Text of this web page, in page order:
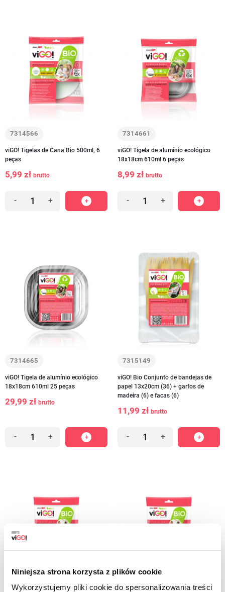
Niniejsza strona korzysta z plików cookie
Wykorzystujemy pliki cookie do spersonalizowania treści
7314566
viGO! Tigelas de Cana Bio 500ml, 6
peças
5,99 zł brutto
- +
7314661
viGO! Tigela de alumínio ecológico
18x18cm 610ml 6 peças
8,99 zł brutto
- +
7314665
viGO! Tigela de alumínio ecológico
18x18cm 610ml 25 peças
29,99 zł brutto
- +
7315149
viGO! Bio Conjunto de bandejas de
papel 13x20cm (36) + garfos de
madeira (6) e facas (6)
11,99 zł brutto
- +